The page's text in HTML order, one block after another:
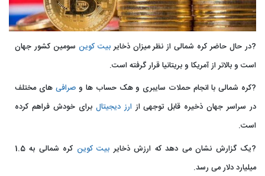
?در حال حاضر کره شمالی از نظر میزان ذخایربیت کوینسومین کشور جهان
است و بالاتر از آمریکا و بریتانیا قرار گرفته است.
?کره شمالی با انجام حملات سایبری و هک حساب ها و صرافیهای مختلف
در سراسر جهان ذخیره قابل توجهی از ارز دیجیتالبرای خودش فراهم کرده
است.
?یک گزارش نشان می دهد که ارزش ذخایر بیت کوین
کره شمالی به 1.5
میلیارد دلار می رسد.